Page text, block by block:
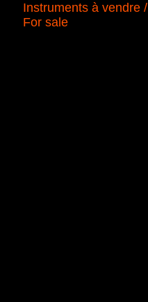
Instruments à vendre /
For sale